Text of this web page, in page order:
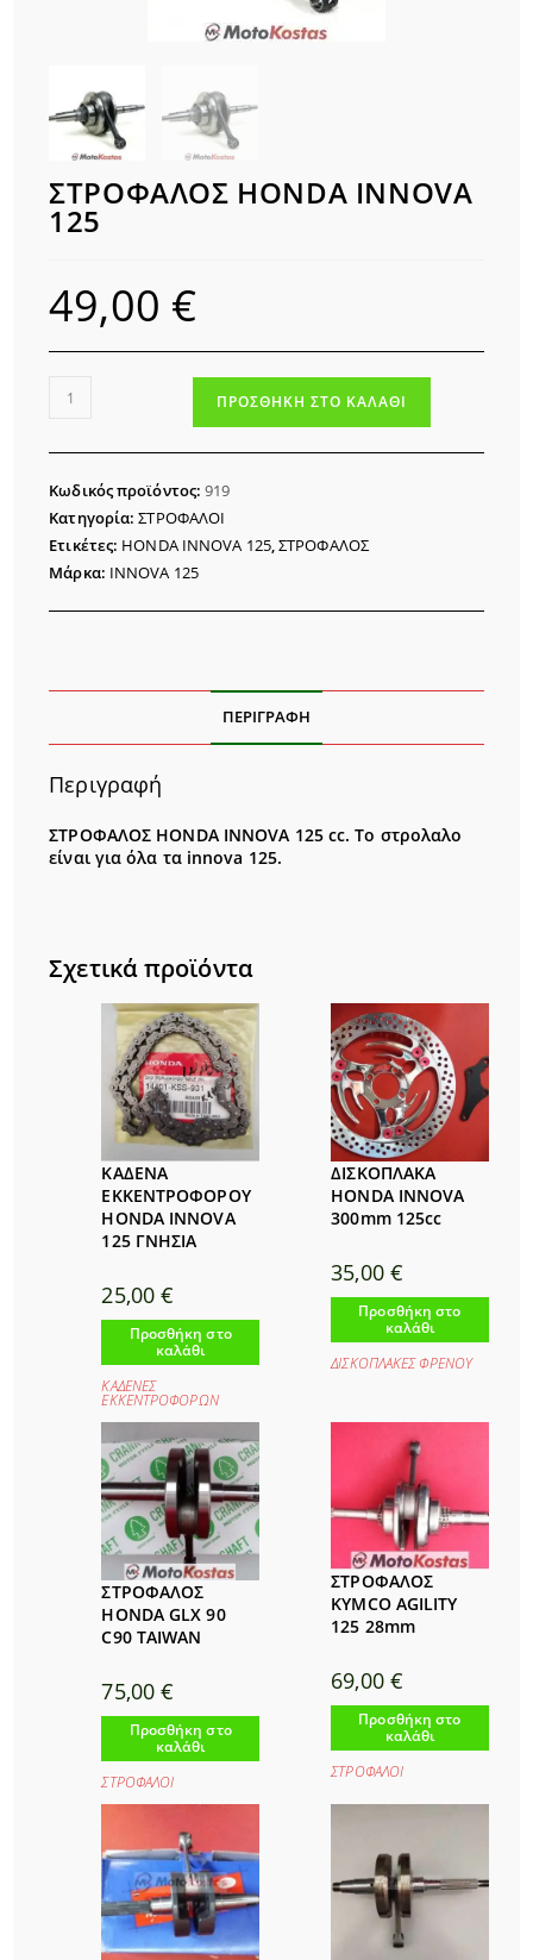
ΣΤΡΟΦΑΛΟΣ HONDA INNOVA
125
49,00 €
ΣΤΡΟΦΑΛΟΣ
INNOVA
125
ποσότητα
ΠΡΟΣΘΉΚΗ ΣΤΟ ΚΑΛΆΘΙ
Κωδικός προϊόντος:919
Κατηγορία:ΣΤΡΟΦΑΛΟΙ
Ετικέτες: HONDA INNOVA 125,ΣΤΡΟΦΑΛΟΣ
Μάρκα: INNOVA 125
ΠΕΡΙΓΡΑΦΉ
Περιγραφή
ΣΤΡΟΦΑΛΟΣ HONDA INNOVA 125 cc. Το στρολαλο
είναι για όλα τα innova 125.
Σχετικά προϊόντα
ΚΑΔΕΝΑ
ΕΚΚΕΝΤΡΟΦΟΡΟΥ
HONDA INNOVA
125 ΓΝΗΣΙΑ
25,00€
Προσθήκη στο
καλάθι
ΚΑΔΕΝΕΣ
ΕΚΚΕΝΤΡΟΦΟΡΩΝ
ΔΙΣΚΟΠΛΑΚΑ
HONDA INNOVA
300mm 125cc
35,00 €
Προσθήκη στο
καλάθι
ΔΙΣΚΟΠΛΑΚΕΣ ΦΡΕΝΟΥ
ΣΤΡΟΦΑΛΟΣ
HONDA GLX 90
C90 TAIWAN
75,00€
Προσθήκη στο
καλάθι
ΣΤΡΟΦΑΛΟΙ
ΣΤΡΟΦΑΛΟΣ
KYMCO AGILITY
125 28mm
69,00 €
Προσθήκη στο
καλάθι
ΣΤΡΟΦΑΛΟΙ